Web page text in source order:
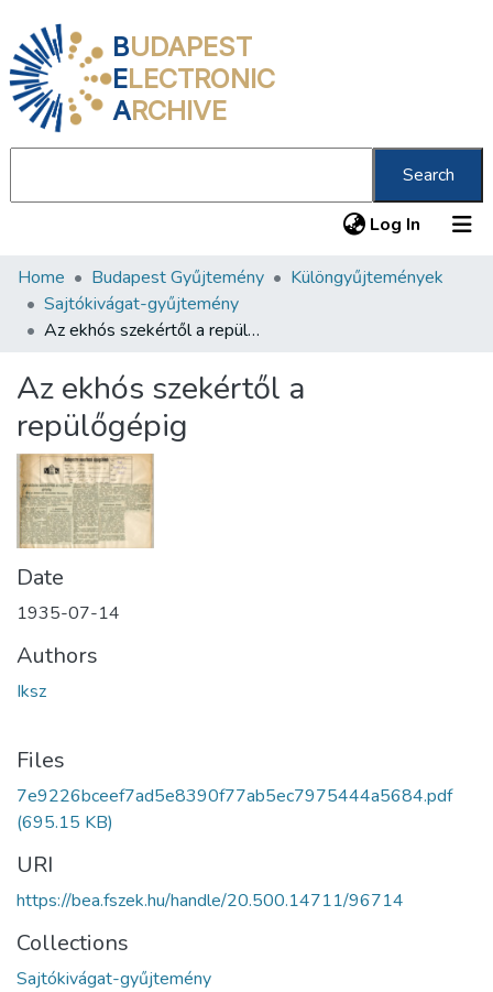
BUDAPEST
ELECTRONIC
ARCHIVE
Search
Log In (current)
Communities & Collections
All of DSpace
About us
Home Budapest Gyűjtemény
Különgyűjtemények
Sajtókivágat-gyűjtemény
Az ekhós szekértől a repülőgépig
Az ekhós szekértől a
repülőgépig
Date
1935-07-14
Authors
Iksz
Files
7e9226bceef7ad5e8390f77ab5ec7975444a5684.pdf
(695.15 KB)
URI
https://bea.fszek.hu/handle/20.500.14711/96714
Collections
Sajtókivágat-gyűjtemény